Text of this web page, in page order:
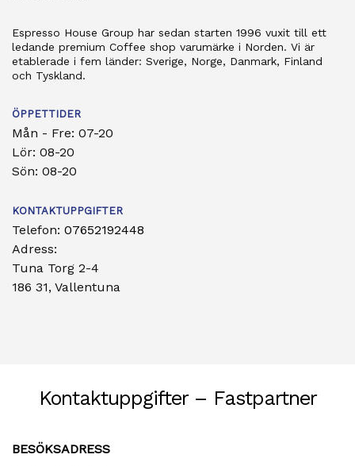
Espresso House Group har sedan starten 1996 vuxit till ett
ledande premium Coffee shop varumärke i Norden. Vi är
etablerade i fem länder: Sverige, Norge, Danmark, Finland
och Tyskland.
ÖPPETTIDER
Mån - Fre: 07-20
Lör: 08-20
Sön: 08-20
KONTAKTUPPGIFTER
Telefon: 07652192448
Adress:
Tuna Torg 2-4
186 31, Vallentuna
Kontaktuppgifter – Fastpartner
BESÖKSADRESS